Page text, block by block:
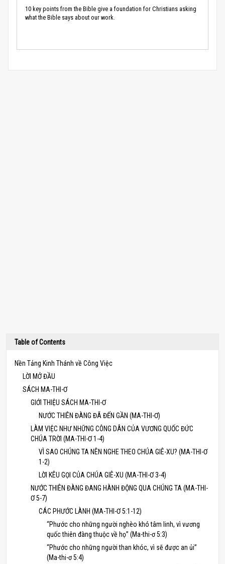
10 key points from the Bible give a foundation for Christians asking
what the Bible says about our work.
Table of Contents
Nền Tảng Kinh Thánh về Công Việc
LỜI MỞ ĐẦU
SÁCH MA-THI-Ơ
GIỚI THIỆU SÁCH MA-THI-Ơ
NƯỚC THIÊN ĐÀNG ĐÃ ĐẾN GẦN (MA-THI-Ơ)
LÀM VIỆC NHƯ NHỮNG CÔNG DÂN CỦA VƯƠNG QUỐC ĐỨC
CHÚA TRỜI (MA-THI-Ơ 1-4)
VÌ SAO CHÚNG TA NÊN NGHE THEO CHÚA GIÊ-XU? (MA-THI-Ơ
1-2)
LỜI KÊU GỌI CỦA CHÚA GIÊ-XU (MA-THI-Ơ 3-4)
NƯỚC THIÊN ĐÀNG ĐANG HÀNH ĐỘNG QUA CHÚNG TA (MA-THI-
Ơ 5-7)
CÁC PHƯỚC LÀNH (MA-THI-Ơ 5:1-12)
“Phước cho những người nghèo khó tâm linh, vì vương
quốc thiên đàng thuộc về họ” (Ma-thi-ơ 5:3)
“Phước cho những người than khóc, vì sẽ được an ủi”
(Ma-thi-ơ 5:4)